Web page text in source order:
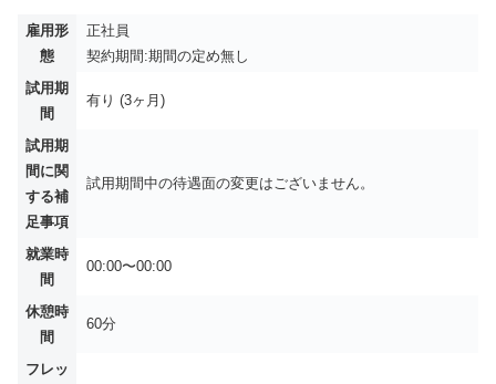
雇用形
態
正社員
契約期間:期間の定め無し
試用期
間
有り (3ヶ月)
試用期
間に関
する補
足事項
試用期間中の待遇面の変更はございません。
就業時
間
00:00〜00:00
休憩時
間
60分
フレッ